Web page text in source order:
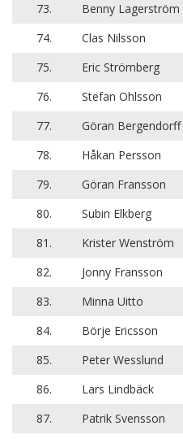
73.
Benny Lagerström
74.
Clas Nilsson
75.
Eric Strömberg
76.
Stefan Ohlsson
77.
Göran Bergendorff
78.
Håkan Persson
79.
Göran Fransson
80.
Subin Elkberg
81.
Krister Wenström
82.
Jonny Fransson
83.
Minna Uitto
84.
Börje Ericsson
85.
Peter Wesslund
86.
Lars Lindbäck
87.
Patrik Svensson